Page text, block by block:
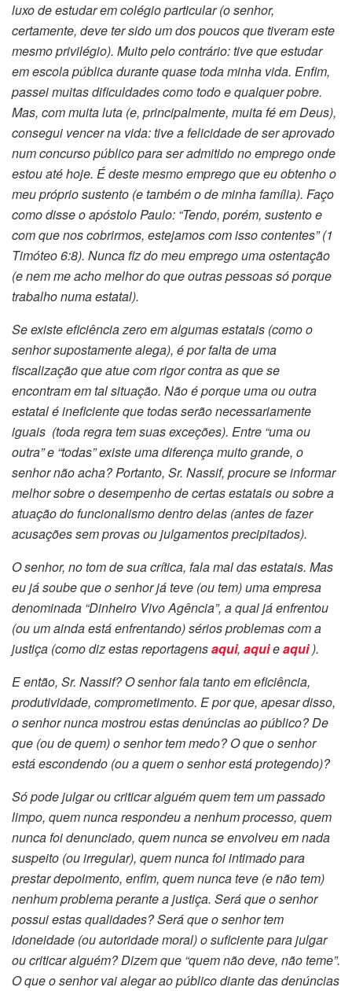
luxo de estudar em colégio particular (o senhor,
certamente, deve ter sido um dos poucos que tiveram este
mesmo privilégio). Muito pelo contrário: tive que estudar
em escola pública durante quase toda minha vida. Enfim,
passei muitas dificuldades como todo e qualquer pobre.
Mas, com muita luta (e, principalmente, muita fé em Deus),
consegui vencer na vida: tive a felicidade de ser aprovado
num concurso público para ser admitido no emprego onde
estou até hoje. É deste mesmo emprego que eu obtenho o
meu próprio sustento (e também o de minha família). Faço
como disse o apóstolo Paulo: “Tendo, porém, sustento e
com que nos cobrirmos, estejamos com isso contentes” (1
Timóteo 6:8). Nunca fiz do meu emprego uma ostentação
(e nem me acho melhor do que outras pessoas só porque
trabalho numa estatal).
Se existe eficiência zero em algumas estatais (como o
senhor supostamente alega), é por falta de uma
fiscalização que atue com rigor contra as que se
encontram em tal situação. Não é porque uma ou outra
estatal é ineficiente que todas serão necessariamente
iguais (toda regra tem suas exceções). Entre “uma ou
outra” e “todas” existe uma diferença muito grande, o
senhor não acha? Portanto, Sr. Nassif, procure se informar
melhor sobre o desempenho de certas estatais ou sobre a
atuação do funcionalismo dentro delas (antes de fazer
acusações sem provas ou julgamentos precipitados).
O senhor, no tom de sua crítica, fala mal das estatais. Mas
eu já soube que o senhor já teve (ou tem) uma empresa
denominada “Dinheiro Vivo Agência”, a qual já enfrentou
(ou um ainda está enfrentando) sérios problemas com a
justiça (como diz estas reportagensaqui, aquieaqui).
E então, Sr. Nassif? O senhor fala tanto em eficiência,
produtividade, comprometimento. E por que, apesar disso,
o senhor nunca mostrou estas denúncias ao público? De
que (ou de quem) o senhor tem medo? O que o senhor
está escondendo (ou a quem o senhor está protegendo)?
Só pode julgar ou criticar alguém quem tem um passado
limpo, quem nunca respondeu a nenhum processo, quem
nunca foi denunciado, quem nunca se envolveu em nada
suspeito (ou irregular), quem nunca foi intimado para
prestar depoimento, enfim, quem nunca teve (e não tem)
nenhum problema perante a justiça. Será que o senhor
possui estas qualidades? Será que o senhor tem
idoneidade (ou autoridade moral) o suficiente para julgar
ou criticar alguém? Dizem que “quem não deve, não teme”.
O que o senhor vai alegar ao público diante das denúncias